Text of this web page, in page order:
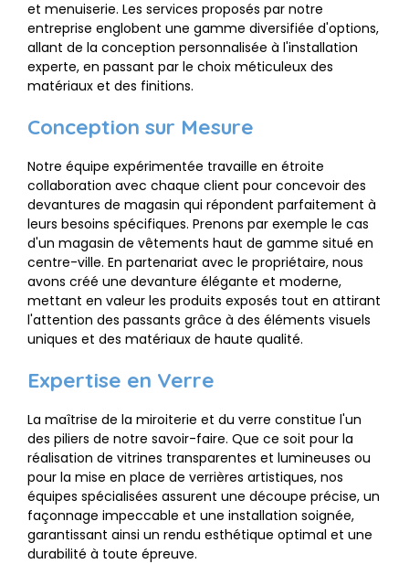
et menuiserie. Les services proposés par notre
entreprise englobent une gamme diversifiée d'options,
allant de la conception personnalisée à l'installation
experte, en passant par le choix méticuleux des
matériaux et des finitions.
Conception sur Mesure
Notre équipe expérimentée travaille en étroite
collaboration avec chaque client pour concevoir des
devantures de magasin qui répondent parfaitement à
leurs besoins spécifiques. Prenons par exemple le cas
d'un magasin de vêtements haut de gamme situé en
centre-ville. En partenariat avec le propriétaire, nous
avons créé une devanture élégante et moderne,
mettant en valeur les produits exposés tout en attirant
l'attention des passants grâce à des éléments visuels
uniques et des matériaux de haute qualité.
Expertise en Verre
La maîtrise de la miroiterie et du verre constitue l'un
des piliers de notre savoir-faire. Que ce soit pour la
réalisation de vitrines transparentes et lumineuses ou
pour la mise en place de verrières artistiques, nos
équipes spécialisées assurent une découpe précise, un
façonnage impeccable et une installation soignée,
garantissant ainsi un rendu esthétique optimal et une
durabilité à toute épreuve.